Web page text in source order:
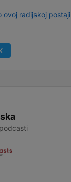
ovoj radijskoj postaji